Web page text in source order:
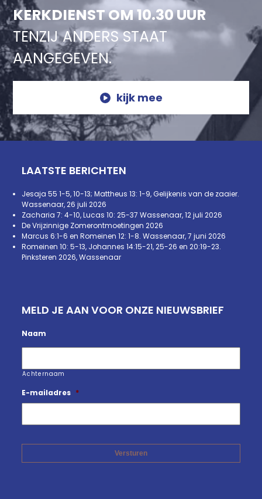
KERKDIENST OM 10.30 UUR
TENZIJ ANDERS STAAT
AANGEGEVEN.
kijk mee
LAATSTE BERICHTEN
Jesaja 55 1-5, 10-13; Mattheus 13: 1-9, Gelijkenis van de zaaier.
Wassenaar, 26 juli 2026
Zacharia 7: 4-10, Lucas 10: 25-37 Wassenaar, 12 juli 2026
De Vrijzinnige Zomerontmoetingen 2026
Marcus 6:1-6 en Romeinen 12: 1-8. Wassenaar, 7 juni 2026
Romeinen 10: 5-13, Johannes 14:15-21, 25-26 en 20:19-23.
Pinksteren 2026, Wassenaar
MELD JE AAN VOOR ONZE NIEUWSBRIEF
Naam
Achternaam
E-mailadres *